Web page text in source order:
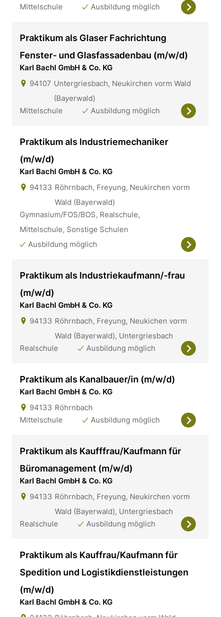
Mittelschule
Ausbildung möglich
Praktikum als Glaser Fachrichtung
Fenster- und Glasfassadenbau (m/w/d)
Karl Bachl GmbH & Co. KG
94107 Untergriesbach, Neukirchen vorm Wald
(Bayerwald)
Mittelschule
Ausbildung möglich
Praktikum als Industriemechaniker
(m/w/d)
Karl Bachl GmbH & Co. KG
94133 Röhrnbach, Freyung, Neukirchen vorm
Wald (Bayerwald)
Gymnasium/FOS/BOS, Realschule,
Mittelschule, Sonstige Schulen
Ausbildung möglich
Praktikum als Industriekaufmann/-frau
(m/w/d)
Karl Bachl GmbH & Co. KG
94133 Röhrnbach, Freyung, Neukichen vorm
Wald (Bayerwald), Untergriesbach
Realschule
Ausbildung möglich
Praktikum als Kanalbauer/in (m/w/d)
Karl Bachl GmbH & Co. KG
94133 Röhrnbach
Mittelschule
Ausbildung möglich
Praktikum als Kaufffrau/Kaufmann für
Büromanagement (m/w/d)
Karl Bachl GmbH & Co. KG
94133 Röhrnbach, Freyung, Neukirchen vorm
Wald (Bayerwald), Untergriesbach
Realschule
Ausbildung möglich
Praktikum als Kauffrau/Kaufmann für
Spedition und Logistikdienstleistungen
(m/w/d)
Karl Bachl GmbH & Co. KG